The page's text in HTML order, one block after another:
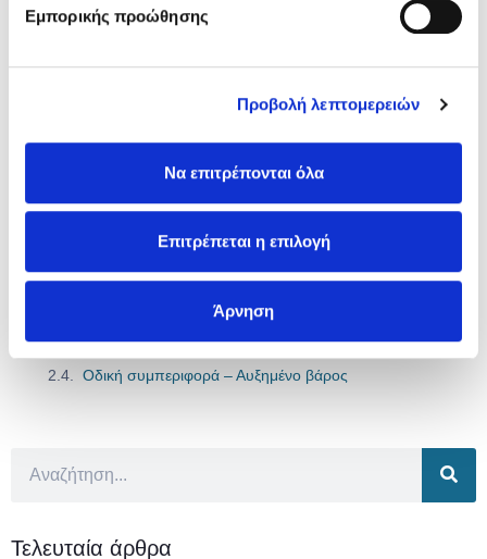
Εμπορικής προώθησης
Προβολή λεπτομερειών
Να επιτρέπονται όλα
Επιτρέπεται η επιλογή
Άρνηση
Ασφαλίσου Εδώ
Περιεχόμενα άρθρου
Τα μειονεκτήματα για ένα υβριδικό αυτοκίνητο
Συνδυασμένη ισχύ για λίγα χιλιόμετρα
Υψηλό κόστος συντήρησης
Οδική συμπεριφορά – Αυξημένο βάρος
Τελευταία άρθρα